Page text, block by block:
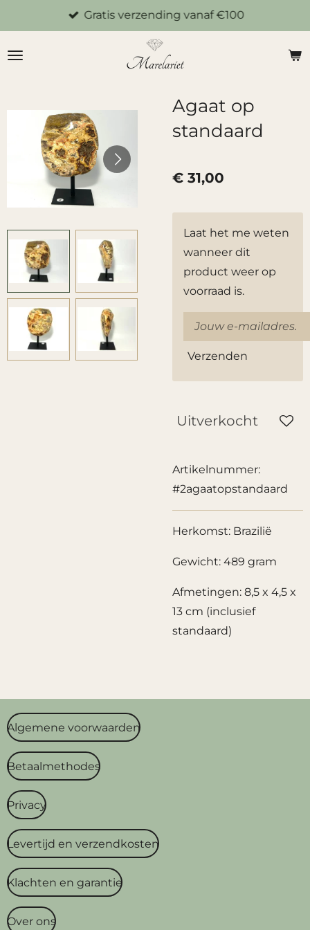
direct
naar
Gratis verzending vanaf €100
Agaat op
standaard
€ 31,00
Laat het me weten
wanneer dit
product weer op
voorraad is.
Verzenden
Uitverkocht
Artikelnummer:
#2agaatopstandaard
Herkomst: Brazilië
Gewicht: 489 gram
Afmetingen: 8,5 x 4,5 x
13 cm (inclusief
standaard)
Algemene voorwaarden
Betaalmethodes
Privacy
Levertijd en verzendkosten
Klachten en garantie
Over ons